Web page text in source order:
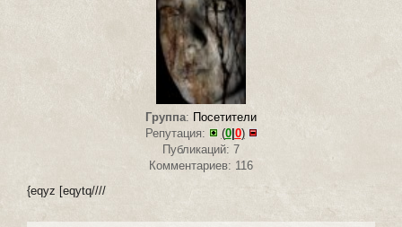
Группа: Посетители
Репутация:
(0| 0)
Публикаций: 7
Комментариев: 116
{eqyz [eqytq////